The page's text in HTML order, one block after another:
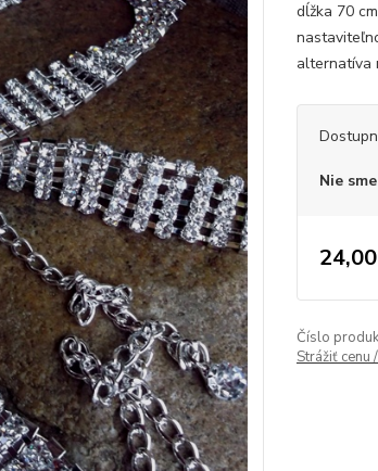
dĺžka 70
alternatíva
Nie
Číslo
Strážiť